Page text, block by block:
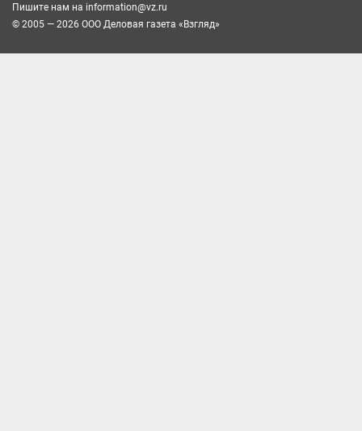
Пишите нам на information@vz.ru
© 2005 — 2026 ООО Деловая газета «Взгляд»